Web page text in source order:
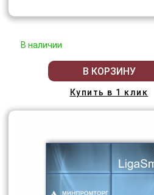
В наличии
В КОРЗИНУ
Купить в 1 клик